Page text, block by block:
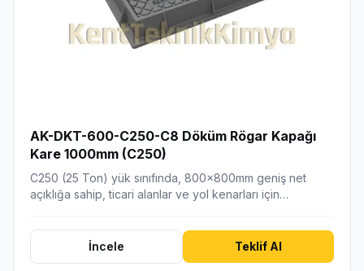
AK-DKT-600-C250-C8 Döküm Rögar Kapağı
Kare 1000mm (C250)
C250 (25 Ton) yük sınıfında, 800x800mm geniş net
açıklığa sahip, ticari alanlar ve yol kenarları için…
İncele Teklif Al